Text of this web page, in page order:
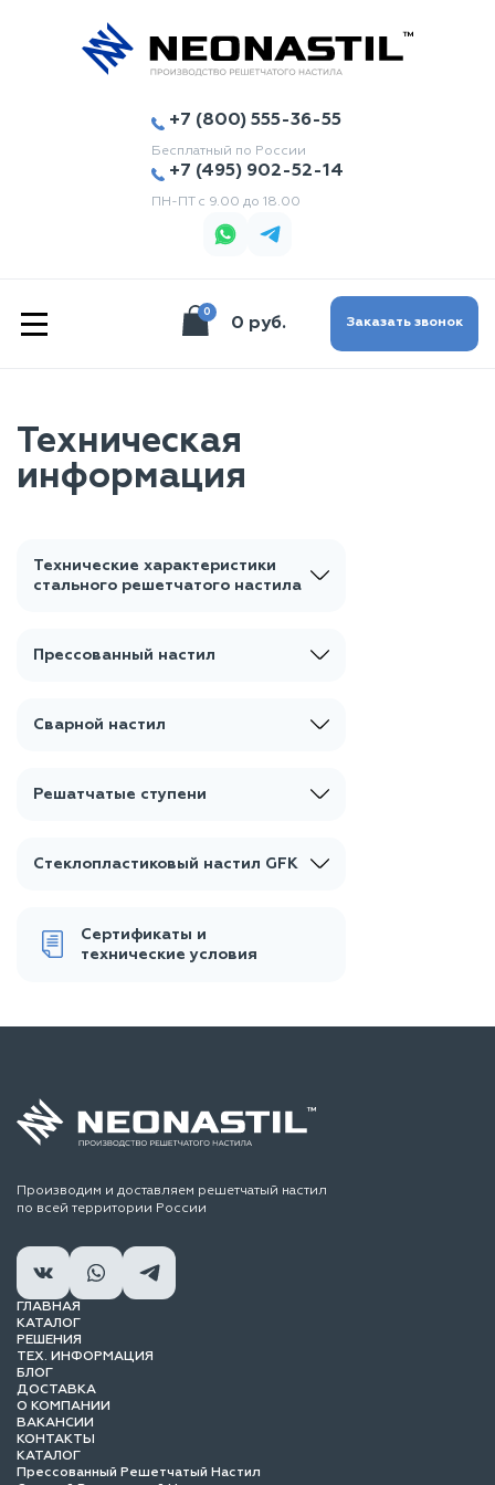
+7 (800) 555-36-55
Бесплатный по России
+7 (495) 902-52-14
ПН-ПТ с 9.00 до 18.00
||| 0
0 руб. Заказать звонок
Техническая
информация
Технические характеристики
стального решетчатого настила
Прессованный настил
Сварной настил
Решатчатые ступени
Стеклопластиковый настил GFK
Сертификаты и
технические условия
Производим и доставляем решетчатый настил
по всей территории России
ГЛАВНАЯ
КАТАЛОГ
РЕШЕНИЯ
ТЕХ. ИНФОРМАЦИЯ
БЛОГ
ДОСТАВКА
О КОМПАНИИ
ВАКАНСИИ
КОНТАКТЫ
КАТАЛОГ
Прессованный Решетчатый Настил